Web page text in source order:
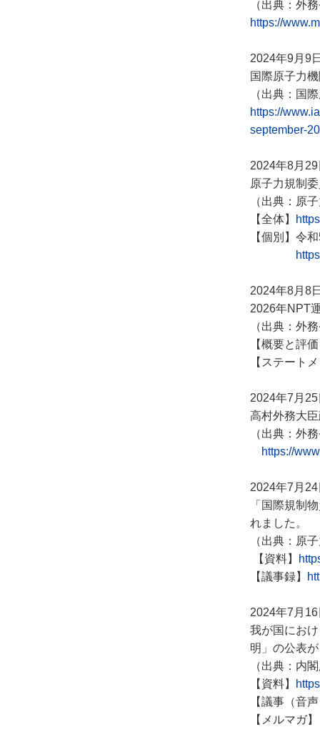
（出典：外
https://
2024年9月9
国際原子力
（出典：国
https://
september-
2024年8月29
原子力規制
（出典：原
【全体】
【個別】令
2024年8月8
2026年NPT
（出典：外
【概要と評
【ステート
2024年7月25
高村外務大
（出典：外
https://
2024年7月24
「国際規制
れました。
（出典：原
【資料】
【議事録】
2024年7月16
我が国にお
明」の公表
（出典：内
【資料】
【議事（音
【メルマガ